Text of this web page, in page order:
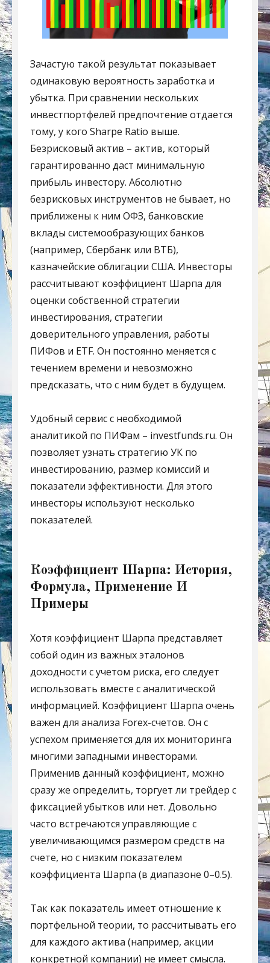
Зачастую такой результат показывает
одинаковую вероятность заработка и
убытка. При сравнении нескольких
инвестпортфелей предпочтение отдается
тому, у кого Sharpe Ratio выше.
Безрисковый актив – актив, который
гарантированно даст минимальную
прибыль инвестору. Абсолютно
безрисковых инструментов не бывает, но
приближены к ним ОФЗ, банковские
вклады системообразующих банков
(например, Сбербанк или ВТБ),
казначейские облигации США. Инвесторы
рассчитывают коэффициент Шарпа для
оценки собственной стратегии
инвестирования, стратегии
доверительного управления, работы
ПИФов и ETF. Он постоянно меняется с
течением времени и невозможно
предсказать, что с ним будет в будущем.
Удобный сервис с необходимой
аналитикой по ПИФам – investfunds.ru. Он
позволяет узнать стратегию УК по
инвестированию, размер комиссий и
показатели эффективности. Для этого
инвесторы используют несколько
показателей.
Коэффициент Шарпа: История,
Формула, Применение И
Примеры
Хотя коэффициент Шарпа представляет
собой один из важных эталонов
доходности с учетом риска, его следует
использовать вместе с аналитической
информацией. Коэффициент Шарпа очень
важен для анализа Forex-счетов. Он с
успехом применяется для их мониторинга
многими западными инвесторами.
Применив данный коэффициент, можно
сразу же определить, торгует ли трейдер с
фиксацией убытков или нет. Довольно
часто встречаются управляющие с
увеличивающимся размером средств на
счете, но с низким показателем
коэффициента Шарпа (в диапазоне 0–0.5).
Так как показатель имеет отношение к
портфельной теории, то рассчитывать его
для каждого актива (например, акции
конкретной компании) не имеет смысла.